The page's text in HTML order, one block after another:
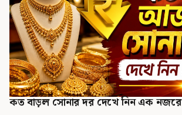
কত বাড়ল সোনার দর দেখে নিন এক নজরে